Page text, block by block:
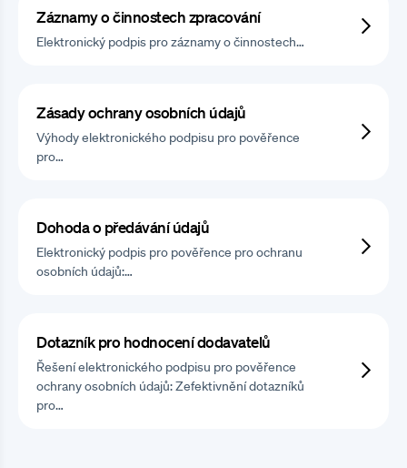
Záznamy o činnostech zpracování
Elektronický podpis pro záznamy o činnostech…
Zásady ochrany osobních údajů
Výhody elektronického podpisu pro pověřence
pro…
Dohoda o předávání údajů
Elektronický podpis pro pověřence pro ochranu
osobních údajů:…
Dotazník pro hodnocení dodavatelů
Řešení elektronického podpisu pro pověřence
ochrany osobních údajů: Zefektivnění dotazníků
pro…